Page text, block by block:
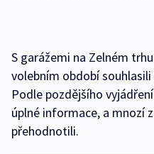
S garážemi na Zelném
volebním období
Podle pozdějšího
úplné informace, a mnozí
přehodnotili.